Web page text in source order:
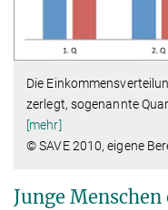
Die
zerlegt, sogenannte
[mehr]
© SAVE 2010, eigene
Junge